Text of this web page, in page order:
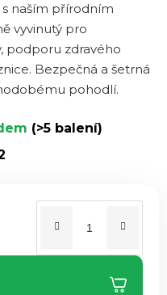
naším přírodním
vyvinutý pro
podporu zdravého
Bezpečná a šetrná
pohodlí.
(>5 balení)